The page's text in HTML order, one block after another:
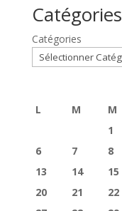
Catégories
Catégories
L M M
1
6
7 8
13
14 15
20
21 22